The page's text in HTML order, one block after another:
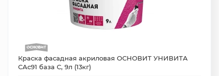
Краска фасадная акриловая ОСНОВИТ УНИВИТА
САс91 база С, 9л (13кг)